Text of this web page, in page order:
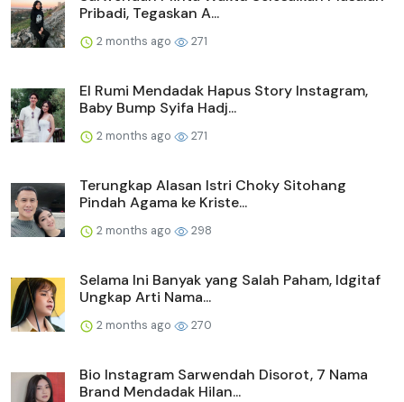
Pribadi, Tegaskan A...
2 months ago 271
El Rumi Mendadak Hapus Story Instagram,
Baby Bump Syifa Hadj...
2 months ago 271
Terungkap Alasan Istri Choky Sitohang
Pindah Agama ke Kriste...
2 months ago 298
Selama Ini Banyak yang Salah Paham, Idgitaf
Ungkap Arti Nama...
2 months ago 270
Bio Instagram Sarwendah Disorot, 7 Nama
Brand Mendadak Hilan...